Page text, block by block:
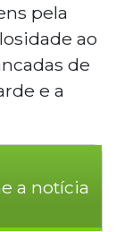
pela
ao
de
e a
a notícia